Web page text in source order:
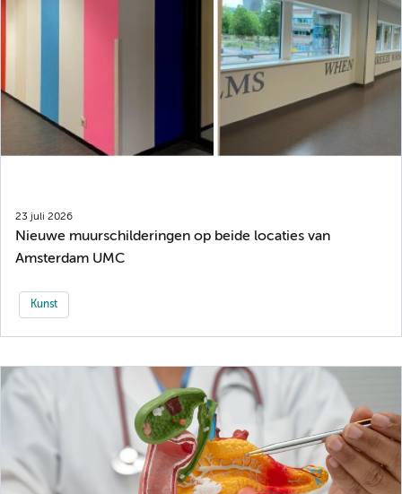
23 juli 2026
Nieuwe muurschilderingen op beide locaties van
Amsterdam UMC
Kunst